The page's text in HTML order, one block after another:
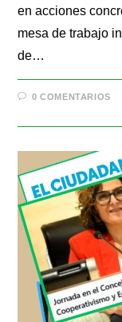
en acciones
mesa de trabajo
de…
0 COMENTARIOS